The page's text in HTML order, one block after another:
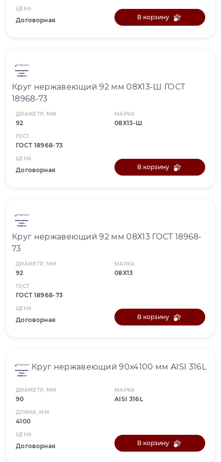
ЦЕНА
Договорная В корзину
Круг нержавеющий 92 мм 08Х13-Ш ГОСТ
18968-73
ДИАМЕТР, ММ
92
МАРКА
08Х13-Ш
ГОСТ
ГОСТ 18968-73
ЦЕНА
Договорная В корзину
Круг нержавеющий 92 мм 08Х13 ГОСТ 18968-
73
ДИАМЕТР, ММ
92
МАРКА
08Х13
ГОСТ
ГОСТ 18968-73
ЦЕНА
Договорная В корзину
Круг нержавеющий 90х4100 мм AISI 316L
ДИАМЕТР, ММ
90
МАРКА
AISI 316L
ДЛИНА, ММ
4100
ЦЕНА
Договорная В корзину